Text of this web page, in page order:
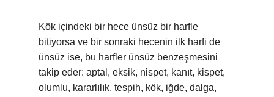
Kök içindeki bir hece ünsüz bir harfle
bitiyorsa ve bir sonraki hecenin ilk harfi de
ünsüz ise, bu harfler ünsüz benzeşmesini
takip eder: aptal, eksik, nispet, kanıt, kispet,
olumlu, kararlılık, tespih, kök, iğde, dalga,